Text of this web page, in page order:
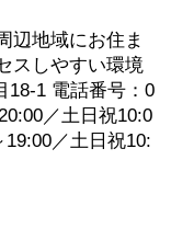
辺地域にお住ま
スしやすい環境
18-1 電話番号：0
／土日祝10:0
／土日祝10: